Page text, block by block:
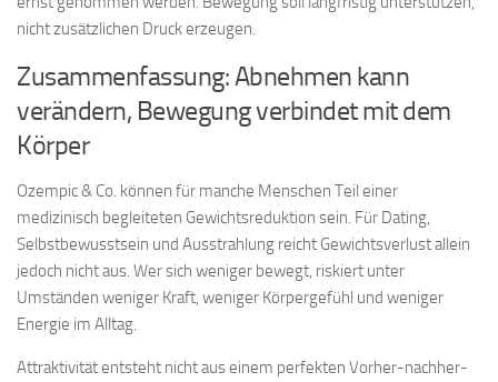
nicht zusätzlichen Druck erzeugen.
Zusammenfassung: Abnehmen kann
verändern, Bewegung verbindet mit dem
Körper
Ozempic & Co. können für manche Menschen Teil einer
medizinisch begleiteten Gewichtsreduktion sein. Für Dating,
Selbstbewusstsein und Ausstrahlung reicht Gewichtsverlust allein
jedoch nicht aus. Wer sich weniger bewegt, riskiert unter
Umständen weniger Kraft, weniger Körpergefühl und weniger
Energie im Alltag.
Attraktivität entsteht nicht aus einem perfekten Vorher-nachher-